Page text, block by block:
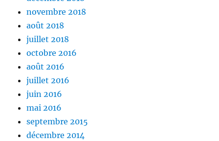
novembre 2018
août 2018
juillet 2018
octobre 2016
août 2016
juillet 2016
juin 2016
mai 2016
septembre 2015
décembre 2014